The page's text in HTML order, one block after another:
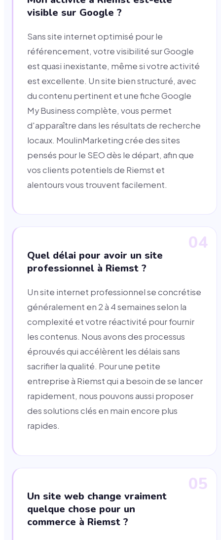
visible sur Google ?
Sans site internet optimisé pour le
référencement, votre visibilité sur Google
est quasi inexistante, même si votre activité
est excellente. Un site bien structuré, avec
du contenu pertinent et une fiche Google
My Business complète, vous permet
d'apparaître dans les résultats de recherche
locaux. MoulinMarketing crée des sites
pensés pour le SEO dès le départ, afin que
vos clients potentiels de Riemst et
alentours vous trouvent facilement.
04
Quel délai pour avoir un site
professionnel à Riemst ?
Un site internet professionnel se concrétise
généralement en 2 à 4 semaines selon la
complexité et votre réactivité pour fournir
les contenus. Nous avons des processus
éprouvés qui accélèrent les délais sans
sacrifier la qualité. Pour une petite
entreprise à Riemst qui a besoin de se lancer
rapidement, nous pouvons aussi proposer
des solutions clés en main encore plus
rapides.
05
Un site web change vraiment
quelque chose pour un
commerce à Riemst ?